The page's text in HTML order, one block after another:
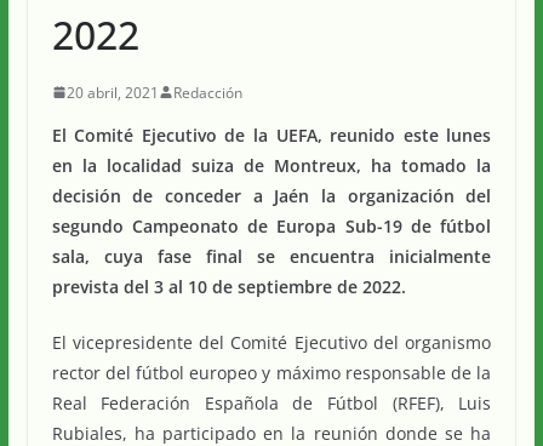
2022
20 abril, 2021 Redacción
El Comité Ejecutivo de la UEFA, reunido este lunes
en la localidad suiza de Montreux, ha tomado la
decisión de conceder a Jaén la organización del
segundo Campeonato de Europa Sub-19 de fútbol
sala, cuya fase final se encuentra inicialmente
prevista del 3 al 10 de septiembre de 2022.
El vicepresidente del Comité Ejecutivo del organismo
rector del fútbol europeo y máximo responsable de la
Real Federación Española de Fútbol (RFEF), Luis
Rubiales, ha participado en la reunión donde se ha